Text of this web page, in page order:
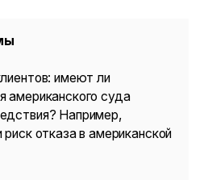
имеют ли
американского суда
Например,
отказа в американской